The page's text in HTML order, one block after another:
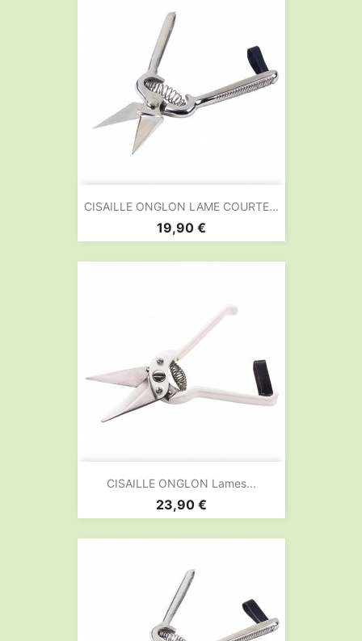
CISAILLE ONGLON LAME COURTE...
Prix
19,90 €
CISAILLE ONGLON Lames...
Prix
23,90 €